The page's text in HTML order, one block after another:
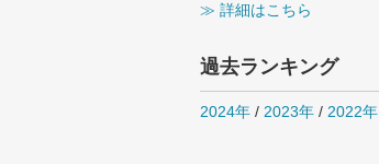
≫ 詳細はこちら
過去ランキング
2024年 / 2023年 / 2022年